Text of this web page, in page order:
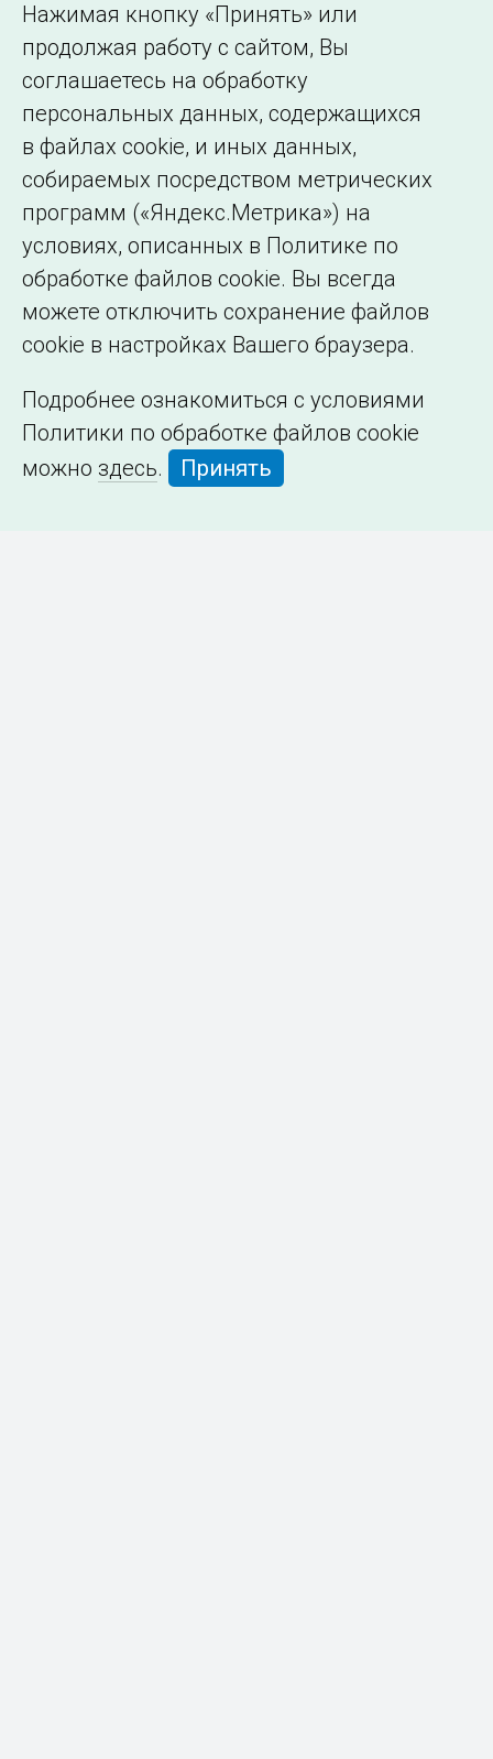
Сведения об
образовательной
организации
Нажимая кнопку «Принять» или
продолжая работу с сайтом, Вы
соглашаетесь на обработку
персональных данных, содержащихся
в файлах cookie, и иных данных,
собираемых посредством метрических
программ («Яндекс.Метрика») на
условиях, описанных в Политике по
обработке файлов cookie. Вы всегда
можете отключить сохранение файлов
cookie в настройках Вашего браузера.
Подробнее ознакомиться с условиями
Политики по обработке файлов cookie
можно здесь. Принять